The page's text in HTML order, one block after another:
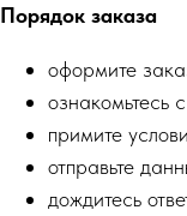
Порядок заказа
оформите
ознакомьтесь
примите
отправьте
дождитесь